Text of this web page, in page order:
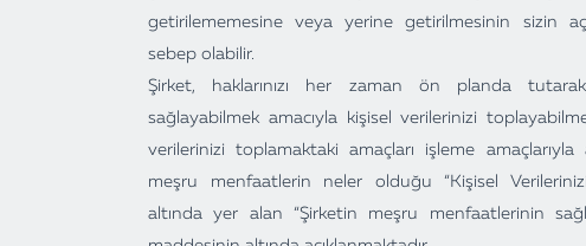
getirilememesine veya yerine getirilmesinin sizin
sebep olabilir.
Şirket, haklarınızı her zaman ön planda
sağlayabilmek amacıyla kişisel verilerinizi
verilerinizi toplamaktaki amaçları işleme
meşru menfaatlerin neler olduğu “Kişisel
altında yer alan “Şirketin meşru menfaatlerinin